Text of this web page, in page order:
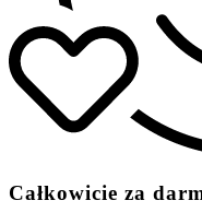
Całkowicie za